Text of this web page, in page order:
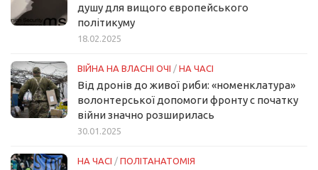
душу для вищого європейського
політикуму
18.02.2025
ВІЙНА НА ВЛАСНІ ОЧІ / НА ЧАСІ
Від дронів до живої риби: «номенклатура»
волонтерської допомоги фронту с початку
війни значно розширилась
30.01.2025
НА ЧАСІ / ПОЛІТАНАТОМІЯ